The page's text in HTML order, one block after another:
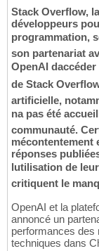
Stack Overflow,
développeurs
programmation,
son partenariat
OpenAI
de Stack
artificielle,
na pas été
communauté.
mécontentement
réponses
lutilisation de
critiquent le
OpenAI et la
annoncé un
performances des
techniques dans